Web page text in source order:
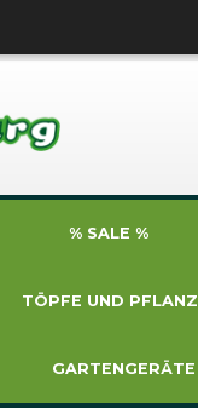
% SALE %
TÖPFE UND
GARTENGERÄTE